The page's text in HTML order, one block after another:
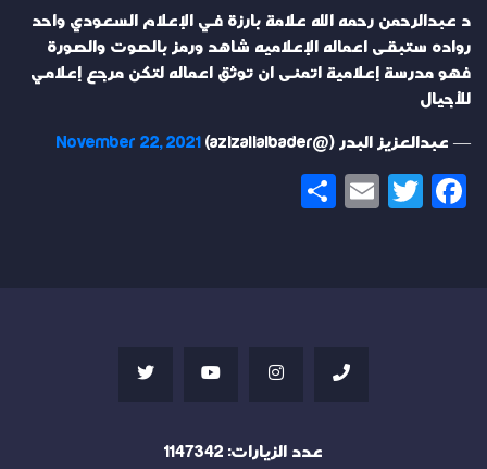
د عبدالرحمن رحمه الله علامة بارزة في الإعلام السعودي واحد
رواده ستبقى اعماله الإعلاميه شاهد ورمز بالصوت والصورة
فهو مدرسة إعلامية اتمنى ان توثق اعماله لتكن مرجع إعلامي
للأجيال
— عبدالعزيز البدر (@azizalialbader) November 22, 2021
Facebook
Twitter
Email
عدد الزيارات: 1147342